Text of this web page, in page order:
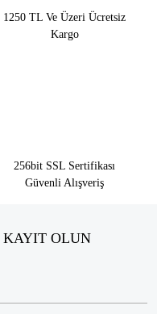
1250 TL Ve Üzeri Ücretsiz
Kargo
256bit SSL Sertifikası
Güvenli Alışveriş
KAYIT OLUN